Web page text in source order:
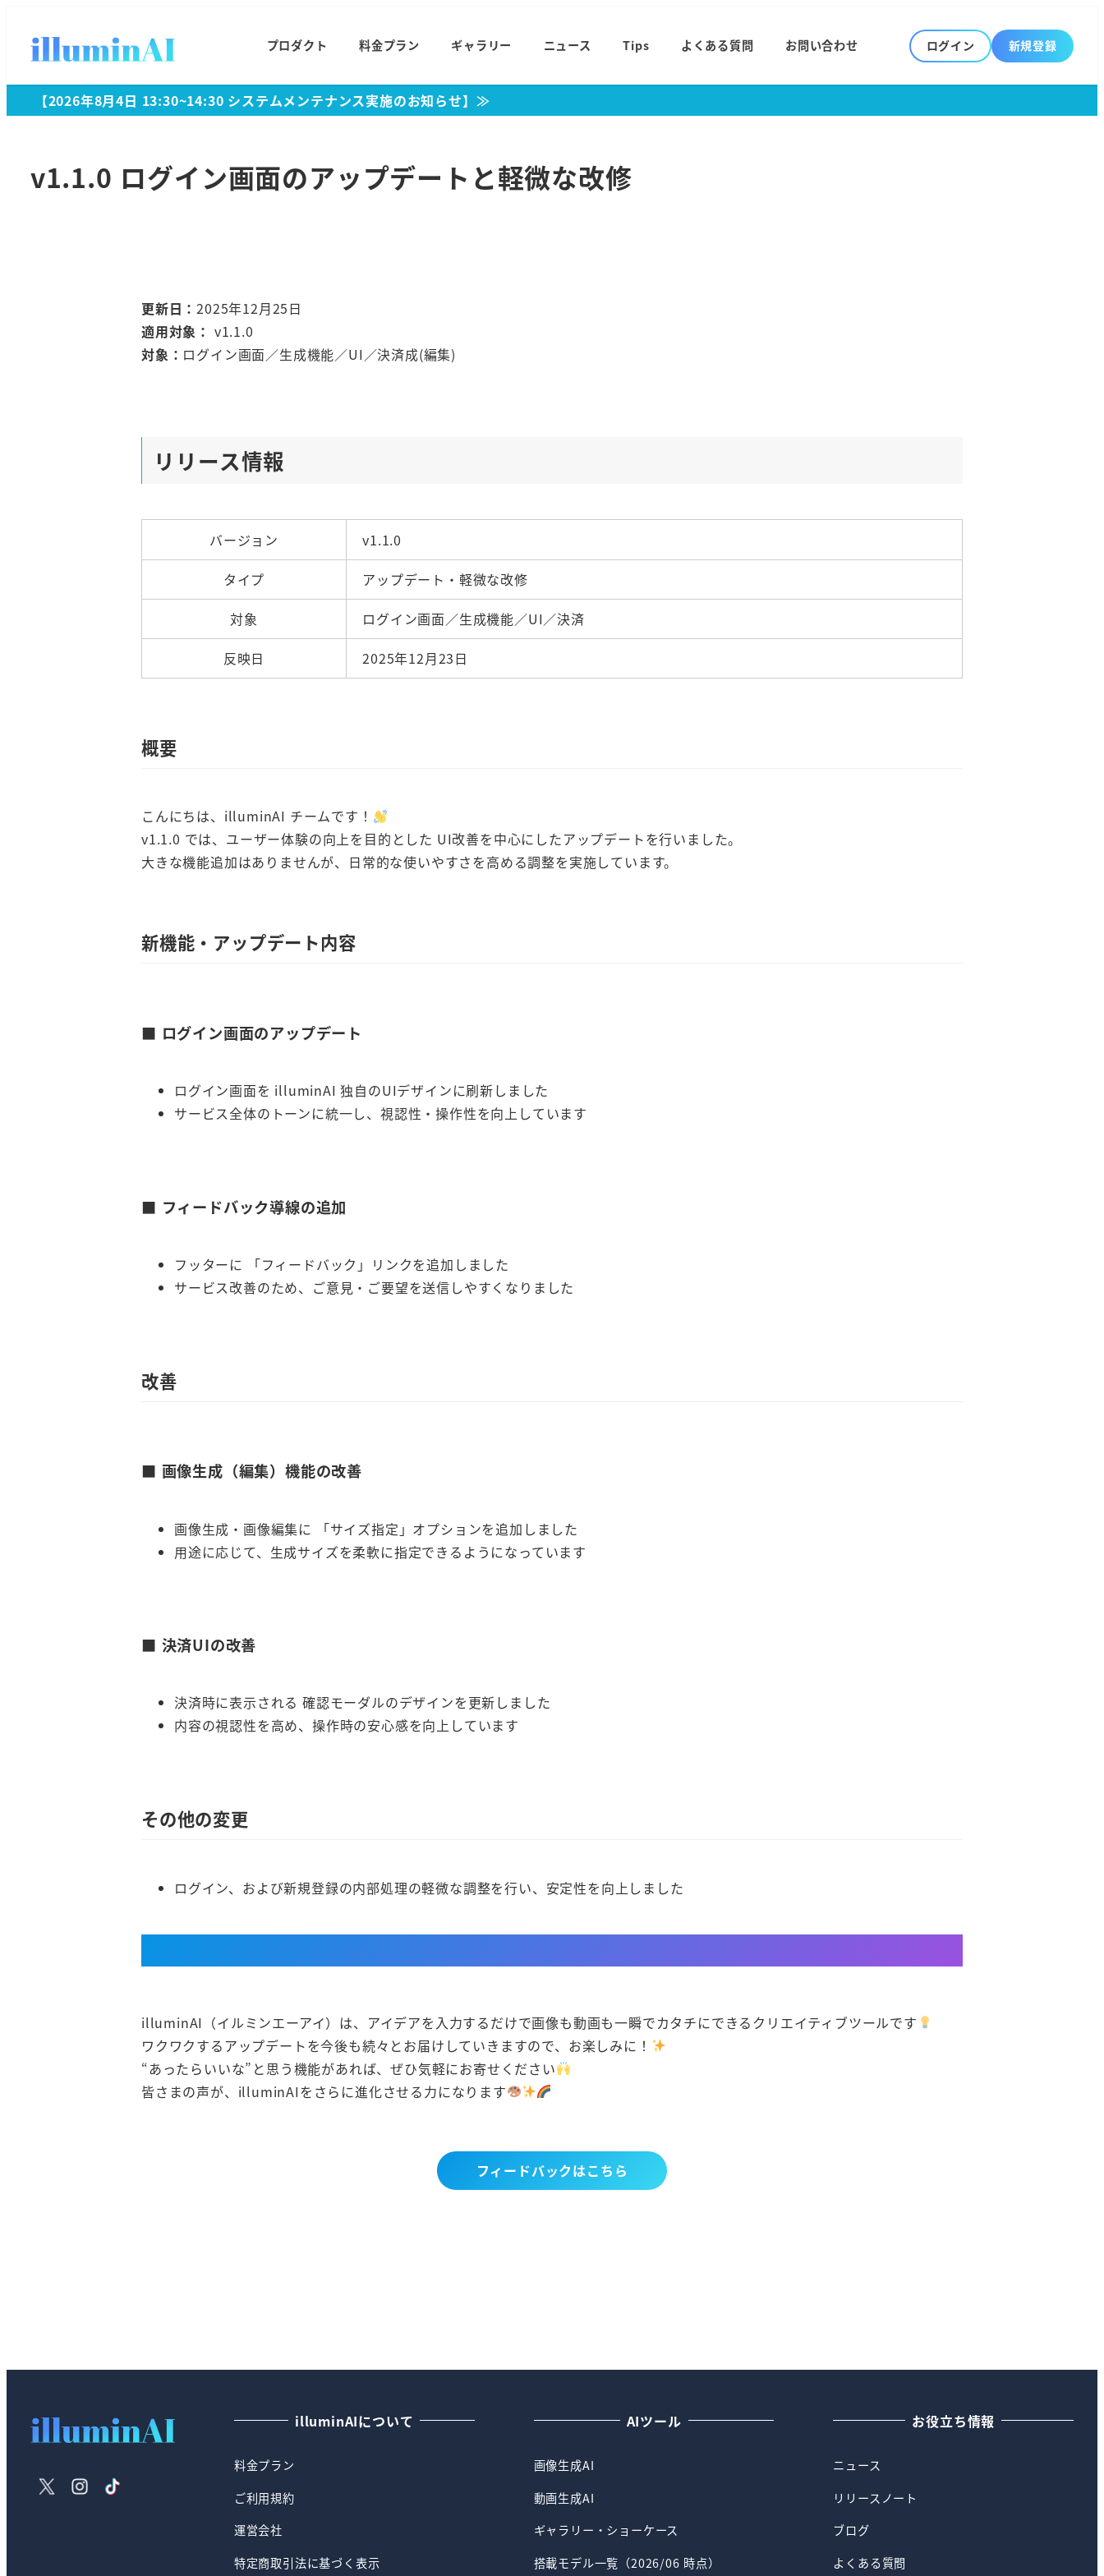
プロダクト 料金プラン ギャラリー ニュース Tips よくある質問 お問い合わせ ログイン 新規登録
【2026年8月4日 13:30~14:30 システムメンテナンス実施のお知らせ】≫
v1.1.0 ログイン画面のアップデートと軽微な改修
更新日：2025年12月25日
適用対象： v1.1.0
対象： ログイン画面／生成機能／UI／決済成(編集)
リリース情報
バージョン v1.1.0
タイプ アップデート・軽微な改修
対象 ログイン画面／生成機能／UI／決済
反映日 2025年12月23日
概要
こんにちは、illuminAI チームです！
v1.1.0 では、ユーザー体験の向上を目的とした UI改善を中心にしたアップデートを行いました。
大きな機能追加はありませんが、日常的な使いやすさを高める調整を実施しています。
新機能・アップデート内容
■ ログイン画面のアップデート
ログイン画面を illuminAI 独自のUIデザインに刷新しました
サービス全体のトーンに統一し、視認性・操作性を向上しています
■ フィードバック導線の追加
フッターに 「フィードバック」リンクを追加しました
サービス改善のため、ご意見・ご要望を送信しやすくなりました
改善
■ 画像生成（編集）機能の改善
画像生成・画像編集に 「サイズ指定」オプションを追加しました
用途に応じて、生成サイズを柔軟に指定できるようになっています
■ 決済UIの改善
決済時に表示される 確認モーダルのデザインを更新しました
内容の視認性を高め、操作時の安心感を向上しています
その他の変更
ログイン、および新規登録の内部処理の軽微な調整を行い、安定性を向上しました
illuminAI（イルミンエーアイ）は、アイデアを入力するだけで画像も動画も一瞬でカタチにできるクリエイティブツールです
ワクワクするアップデートを今後も続々とお届けしていきますので、お楽しみに！
“あったらいいな”と思う機能があれば、ぜひ気軽にお寄せください
皆さまの声が、illuminAIをさらに進化させる力になります
フィードバックはこちら
X Instagram
TikTok
illuminAIについて
料金プラン
ご利用規約
運営会社
特定商取引法に基づく表示
AIツール
画像生成AI
動画生成AI
ギャラリー・ショーケース
搭載モデル一覧（2026/06 時点）
お役立ち情報
ニュース
リリースノート
ブログ
よくある質問